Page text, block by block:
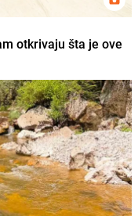
otkrivaju šta je ove